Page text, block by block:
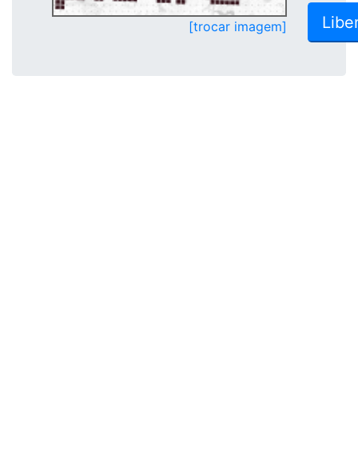
[trocar imagem]